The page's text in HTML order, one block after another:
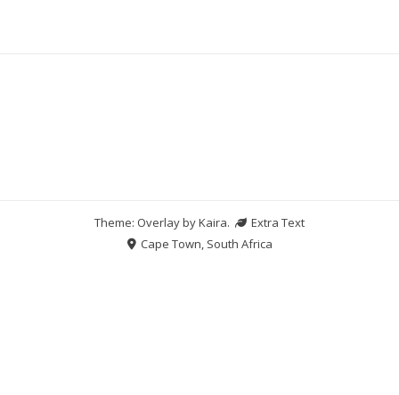
Theme: Overlay byKaira.
Extra Text
Cape Town, South Africa